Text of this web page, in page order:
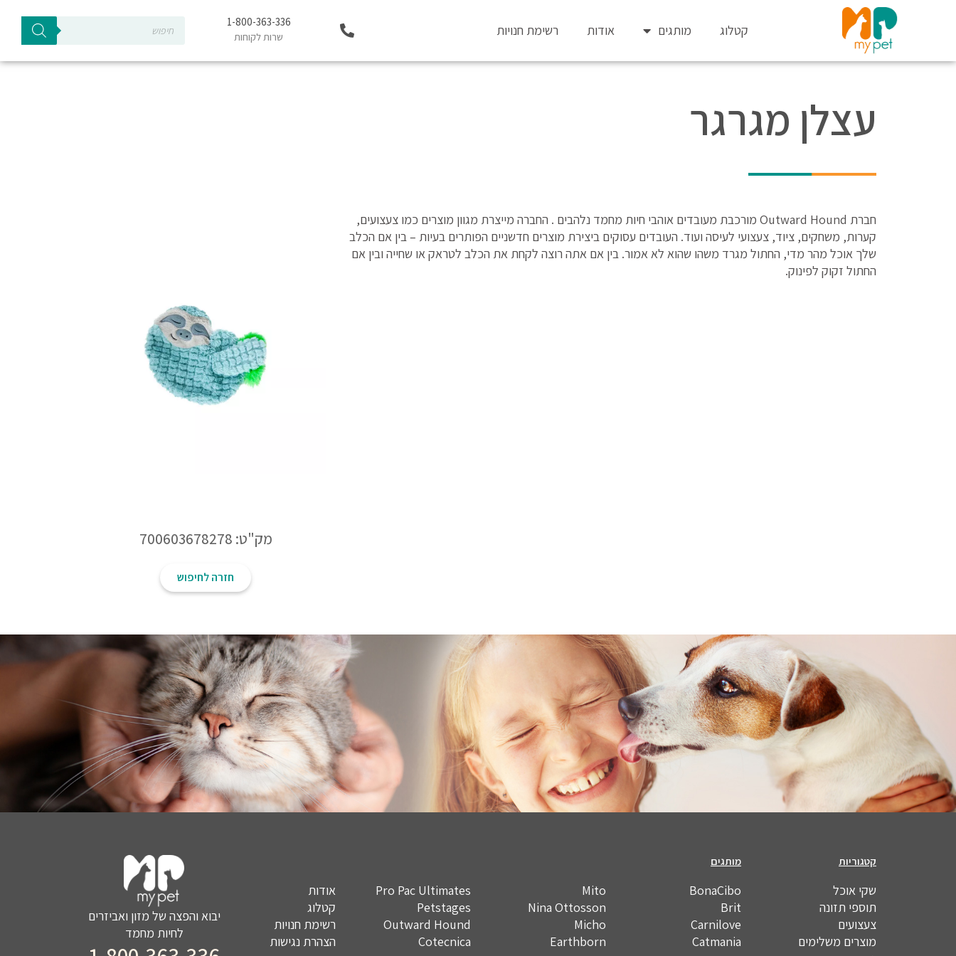
קטלוג מותגים אודות רשימת חנויות P
h
n
1-800-363-336
שרות לקוחות search
עצלן מגרגר
חברת Outward Hound מורכבת מעובדים אוהבי חיות מחמד נלהבים . החברה מייצרת מגוון מוצרים כמו צעצועים,
קערות, משחקים, ציוד, צעצועי לעיסה ועוד. העובדים עסוקים ביצירת מוצרים חדשניים הפותרים בעיות – בין אם הכלב
שלך אוכל מהר מדי, החתול מגרד משהו שהוא לא אמור. בין אם אתה רוצה לקחת את הכלב לטראק או שחייה ובין אם
החתול זקוק לפינוק.
מק"ט: 700603678278
חזרה לחיפוש
קטגוריות
שקי אוכל
תוספי תזונה
צעצועים
מוצרים משלימים
מותגים
BonaCibo
Brit
Carnilove
Catmania
Mito
Nina Ottosson
Micho
Earthborn
Pro Pac Ultimates
Petstages
Outward Hound
Cotecnica
אודות
קטלוג
רשימת חנויות
הצהרת נגישות
יבוא והפצה של מזון ואביזרים
לחיות מחמד